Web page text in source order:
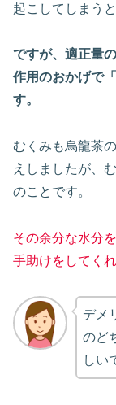
起こしてしまう
ですが、適正量
作用のおかげで
す。
むくみも烏龍茶
えしましたが、
のことです。
その余分な水分
手助けをしてく
デメ
のど
しい